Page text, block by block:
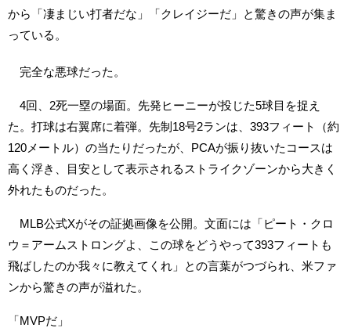
から「凄まじい打者だな」「クレイジーだ」と驚きの声が集ま
っている。
完全な悪球だった。
4回、2死一塁の場面。先発ヒーニーが投じた5球目を捉え
た。打球は右翼席に着弾。先制18号2ランは、393フィート（約
120メートル）の当たりだったが、PCAが振り抜いたコースは
高く浮き、目安として表示されるストライクゾーンから大きく
外れたものだった。
MLB公式Xがその証拠画像を公開。文面には「ピート・クロ
ウ＝アームストロングよ、この球をどうやって393フィートも
飛ばしたのか我々に教えてくれ」との言葉がつづられ、米ファ
ンから驚きの声が溢れた。
「MVPだ」